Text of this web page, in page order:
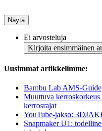
Näytä
Ei arvosteluja
Kirjoita ensimmäinen
Uusimmat artikkelimme:
Bambu Lab AMS-Guide
Muuttuva
kerrosrajat
YouTube-jakso:
Snapmaker U1: